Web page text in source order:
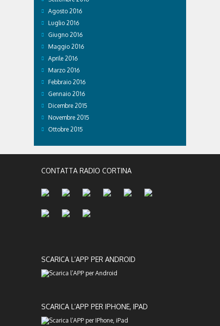
Agosto 2016
Luglio 2016
Giugno 2016
Maggio 2016
Aprile 2016
Marzo 2016
Febbraio 2016
Gennaio 2016
Dicembre 2015
Novembre 2015
Ottobre 2015
CONTATTA RADIO CORTINA
SCARICA L’APP PER ANDROID
SCARICA L’APP PER IPHONE, IPAD